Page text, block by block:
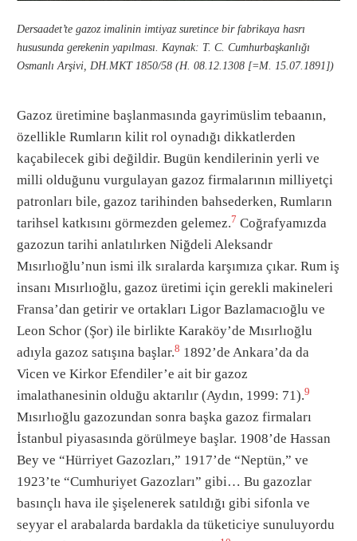
Dersaadet’te gazoz imalinin imtiyaz suretince bir fabrikaya hasrı
hususunda gerekenin yapılması. Kaynak: T. C. Cumhurbaşkanlığı
Osmanlı Arşivi, DH.MKT 1850/58 (H. 08.12.1308 [=M. 15.07.1891])
Gazoz üretimine başlanmasında gayrimüslim tebaanın,
özellikle Rumların kilit rol oynadığı dikkatlerden
kaçabilecek gibi değildir. Bugün kendilerinin yerli ve
milli olduğunu vurgulayan gazoz firmalarının milliyetçi
patronları bile, gazoz tarihinden bahsederken, Rumların
tarihsel katkısını görmezden gelemez.7 Coğrafyamızda
gazozun tarihi anlatılırken Niğdeli Aleksandr
Mısırlıoğlu’nun ismi ilk sıralarda karşımıza çıkar. Rum iş
insanı Mısırlıoğlu, gazoz üretimi için gerekli makineleri
Fransa’dan getirir ve ortakları Ligor Bazlamacıoğlu ve
Leon Schor (Şor) ile birlikte Karaköy’de Mısırlıoğlu
adıyla gazoz satışına başlar.8 1892’de Ankara’da da
Vicen ve Kirkor Efendiler’e ait bir gazoz
imalathanesinin olduğu aktarılır (Aydın, 1999: 71).9
Mısırlıoğlu gazozundan sonra başka gazoz firmaları
İstanbul piyasasında görülmeye başlar. 1908’de Hassan
Bey ve “Hürriyet Gazozları,” 1917’de “Neptün,” ve
1923’te “Cumhuriyet Gazozları” gibi… Bu gazozlar
basınçlı hava ile şişelenerek satıldığı gibi sifonla ve
seyyar el arabalarda bardakla da tüketiciye sunuluyordu